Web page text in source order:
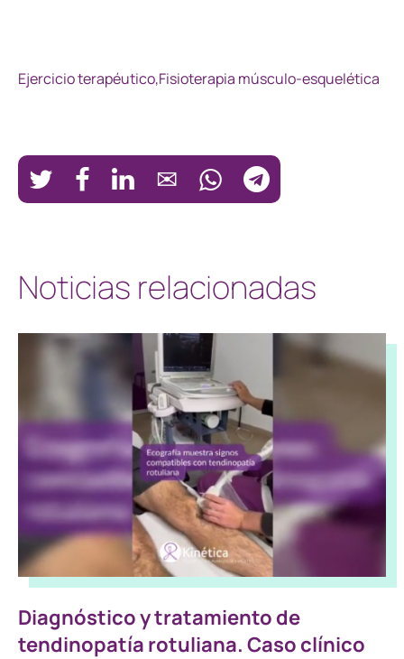
Ejercicio terapéutico,Fisioterapia músculo-esquelética
Noticias relacionadas
Diagnóstico y tratamiento de
tendinopatía rotuliana. Caso clínico